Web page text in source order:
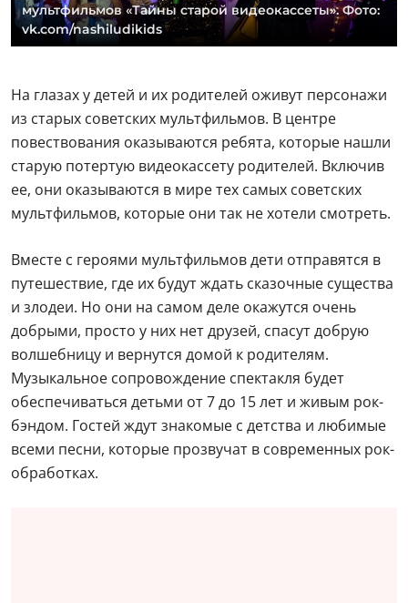
мультфильмов «Тайны старой видеокассеты». Фото:
vk.com/nashiludikids
На глазах у детей и их родителей оживут персонажи
из старых советских мультфильмов. В центре
повествования оказываются ребята, которые нашли
старую потертую видеокассету родителей. Включив
ее, они оказываются в мире тех самых советских
мультфильмов, которые они так не хотели смотреть.
Вместе с героями мультфильмов дети отправятся в
путешествие, где их будут ждать сказочные существа
и злодеи. Но они на самом деле окажутся очень
добрыми, просто у них нет друзей, спасут добрую
волшебницу и вернутся домой к родителям.
Музыкальное сопровождение спектакля будет
обеспечиваться детьми от 7 до 15 лет и живым рок-
бэндом. Гостей ждут знакомые с детства и любимые
всеми песни, которые прозвучат в современных рок-
обработках.